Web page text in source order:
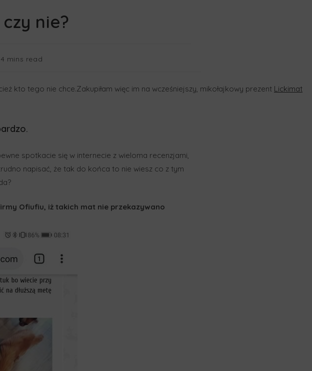
nie?
4 mins read
kto tego nie chce.Zakupiłam więc im na wcześniejszy, mikołajkowy prezent Lickimat
spotkacie się w internecie z wieloma recenzjami,
napisać, że tak do końca to nie wiesz co z tym
Ofiufiu, iż takich mat nie przekazywano